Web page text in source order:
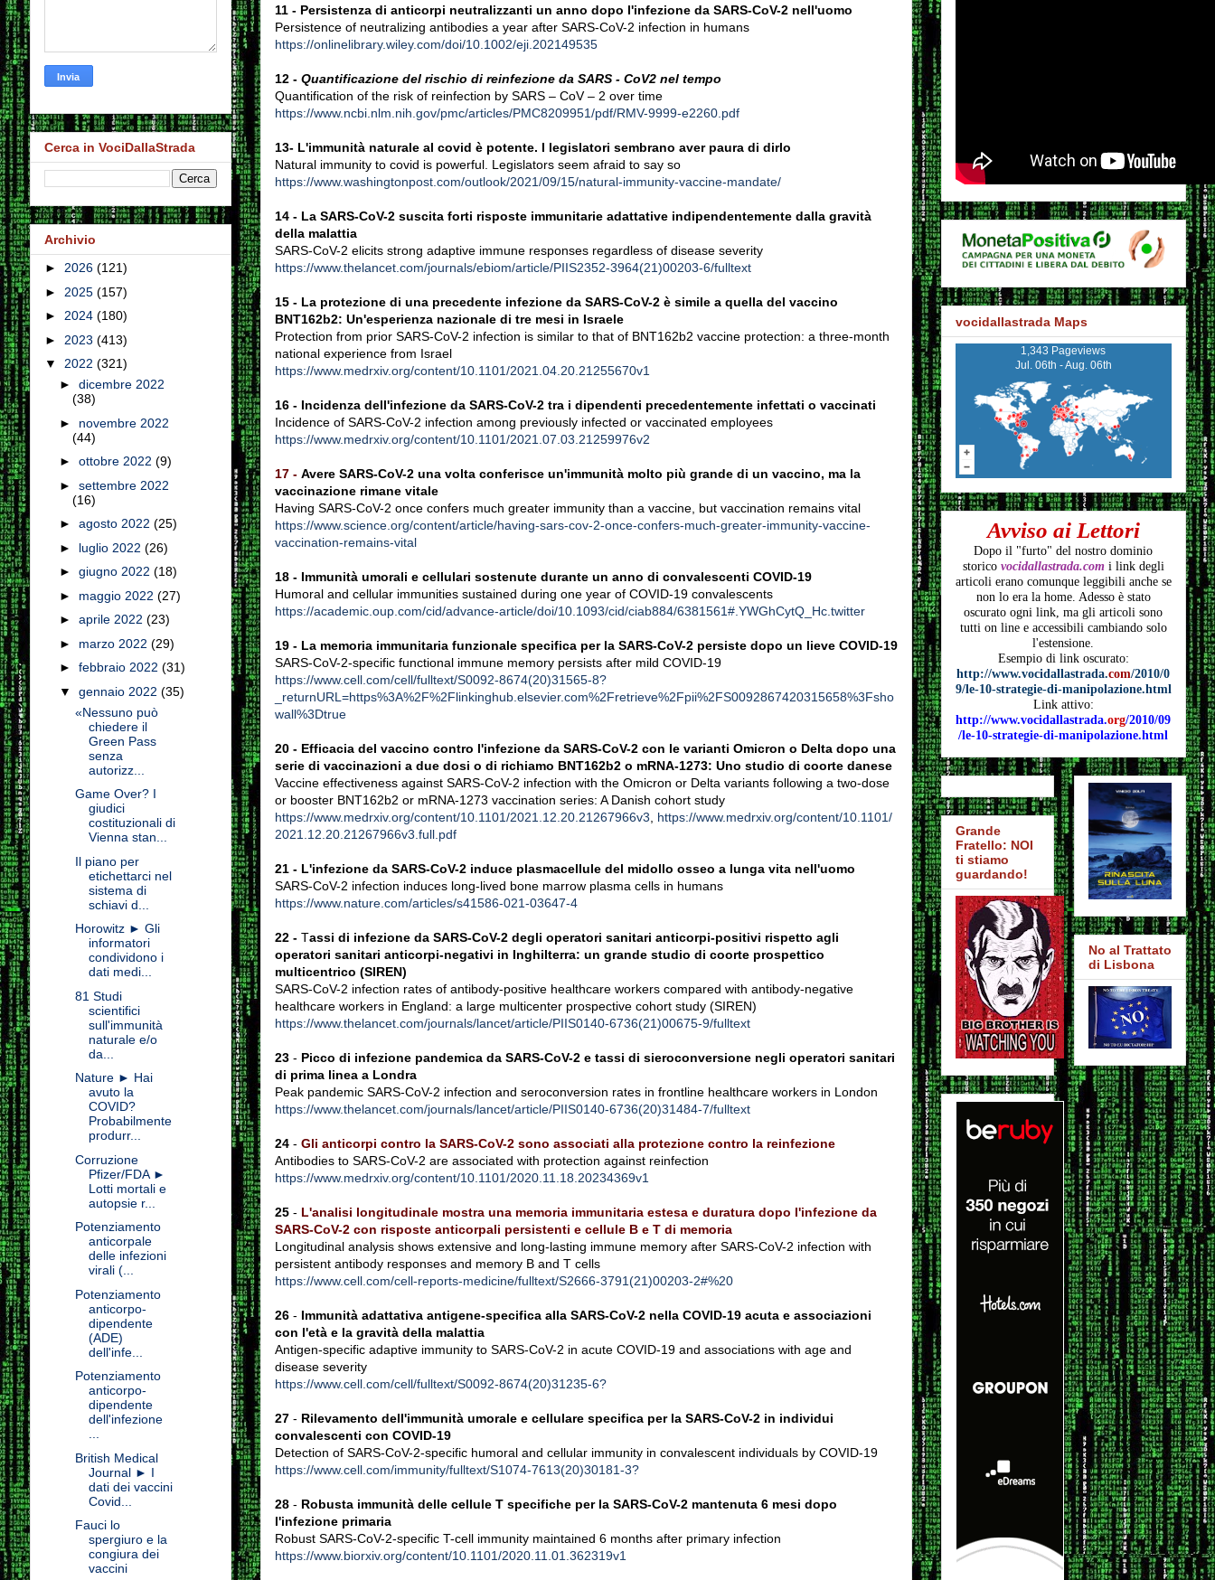
11 - Persistenza di anticorpi neutralizzanti un anno dopo l'infezione da SARS-CoV-2 nell'uomo
Persistence of neutralizing antibodies a year after SARS-CoV-2 infection in humans
https://onlinelibrary.wiley.com/doi/10.1002/eji.202149535
12 - Quantificazione del rischio di reinfezione da SARS - CoV2 nel tempo
Quantification of the risk of reinfection by SARS – CoV – 2 over time
https://www.ncbi.nlm.nih.gov/pmc/articles/PMC8209951/pdf/RMV-9999-e2260.pdf
13- L'immunità naturale al covid è potente. I legislatori sembrano aver paura di dirlo
Natural immunity to covid is powerful. Legislators seem afraid to say so
https://www.washingtonpost.com/outlook/2021/09/15/natural-immunity-vaccine-mandate/
14 - La SARS-CoV-2 suscita forti risposte immunitarie adattative indipendentemente dalla gravità
della malattia
SARS-CoV-2 elicits strong adaptive immune responses regardless of disease severity
https://www.thelancet.com/journals/ebiom/article/PIIS2352-3964(21)00203-6/fulltext
15 - La protezione di una precedente infezione da SARS-CoV-2 è simile a quella del vaccino
BNT162b2: Un'esperienza nazionale di tre mesi in Israele
Protection from prior SARS-CoV-2 infection is similar to that of BNT162b2 vaccine protection: a three-month
national experience from Israel
https://www.medrxiv.org/content/10.1101/2021.04.20.21255670v1
16 - Incidenza dell'infezione da SARS-CoV-2 tra i dipendenti precedentemente infettati o vaccinati
Incidence of SARS-CoV-2 infection among previously infected or vaccinated employees
https://www.medrxiv.org/content/10.1101/2021.07.03.21259976v2
17 - Avere SARS-CoV-2 una volta conferisce un'immunità molto più grande di un vaccino, ma la
vaccinazione rimane vitale
Having SARS-CoV-2 once confers much greater immunity than a vaccine, but vaccination remains vital
https://www.science.org/content/article/having-sars-cov-2-once-confers-much-greater-immunity-vaccine-
vaccination-remains-vital
18 - Immunità umorali e cellulari sostenute durante un anno di convalescenti COVID-19
Humoral and cellular immunities sustained during one year of COVID-19 convalescents
https://academic.oup.com/cid/advance-article/doi/10.1093/cid/ciab884/6381561#.YWGhCytQ_Hc.twitter
19 - La memoria immunitaria funzionale specifica per la SARS-CoV-2 persiste dopo un lieve COVID-19
SARS-CoV-2-specific functional immune memory persists after mild COVID-19
https://www.cell.com/cell/fulltext/S0092-8674(20)31565-8?
_returnURL=https%3A%2F%2Flinkinghub.elsevier.com%2Fretrieve%2Fpii%2FS0092867420315658%3Fsho
wall%3Dtrue
20 - Efficacia del vaccino contro l'infezione da SARS-CoV-2 con le varianti Omicron o Delta dopo una
serie di vaccinazioni a due dosi o di richiamo BNT162b2 o mRNA-1273: Uno studio di coorte danese
Vaccine effectiveness against SARS-CoV-2 infection with the Omicron or Delta variants following a two-dose
or booster BNT162b2 or mRNA-1273 vaccination series: A Danish cohort study
https://www.medrxiv.org/content/10.1101/2021.12.20.21267966v3
https://www.medrxiv.org/content/10.1101/
2021.12.20.21267966v3.full.pdf
21 - L'infezione da SARS-CoV-2 induce plasmacellule del midollo osseo a lunga vita nell'uomo
SARS-CoV-2 infection induces long-lived bone marrow plasma cells in humans
https://www.nature.com/articles/s41586-021-03647-4
22 -Tassi di infezione da SARS-CoV-2 degli operatori sanitari anticorpi-positivi rispetto agli
operatori sanitari anticorpi-negativi in Inghilterra: un grande studio di coorte prospettico
multicentrico (SIREN)
SARS-CoV-2 infection rates of antibody-positive healthcare workers compared with antibody-negative
healthcare workers in England: a large multicenter prospective cohort study (SIREN)
https://www.thelancet.com/journals/lancet/article/PIIS0140-6736(21)00675-9/fulltext
23- Picco di infezione pandemica da SARS-CoV-2 e tassi di sieroconversione negli operatori sanitari
di prima linea a Londra
Peak pandemic SARS-CoV-2 infection and seroconversion rates in frontline healthcare workers in London
https://www.thelancet.com/journals/lancet/article/PIIS0140-6736(20)31484-7/fulltext
24- Gli anticorpi contro la SARS-CoV-2 sono associati alla protezione contro la reinfezione
Antibodies to SARS-CoV-2 are associated with protection against reinfection
https://www.medrxiv.org/content/10.1101/2020.11.18.20234369v1
25- L'analisi longitudinale mostra una memoria immunitaria estesa e duratura dopo l'infezione da
SARS-CoV-2 con risposte anticorpali persistenti e cellule B e T di memoria
Longitudinal analysis shows extensive and long-lasting immune memory after SARS-CoV-2 infection with
persistent antibody responses and memory B and T cells
https://www.cell.com/cell-reports-medicine/fulltext/S2666-3791(21)00203-2#%20
26- Immunità adattativa antigene-specifica alla SARS-CoV-2 nella COVID-19 acuta e associazioni
con l'età e la gravità della malattia
Antigen-specific adaptive immunity to SARS-CoV-2 in acute COVID-19 and associations with age and
disease severity
https://www.cell.com/cell/fulltext/S0092-8674(20)31235-6?
27- Rilevamento dell'immunità umorale e cellulare specifica per la SARS-CoV-2 in individui
convalescenti con COVID-19
Detection of SARS-CoV-2-specific humoral and cellular immunity in convalescent individuals by COVID-19
https://www.cell.com/immunity/fulltext/S1074-7613(20)30181-3?
28- Robusta immunità delle cellule T specifiche per la SARS-CoV-2 mantenuta 6 mesi dopo
l'infezione primaria
Robust SARS-CoV-2-specific T-cell immunity maintained 6 months after primary infection
https://www.biorxiv.org/content/10.1101/2020.11.01.362319v1
Cerca in VociDallaStrada
Archivio
► 2026 (121)
► 2025 (157)
► 2024 (180)
► 2023 (413)
▼ 2022 (321)
►dicembre 2022
(38)
► novembre 2022
(44)
►ottobre 2022(9)
►settembre 2022
(16)
►agosto 2022(25)
► luglio 2022(26)
►giugno 2022(18)
► maggio 2022(27)
►aprile 2022(23)
► marzo 2022(29)
►febbraio 2022(31)
▼gennaio 2022(35)
«Nessuno può
chiedere il
Green Pass
senza
autorizz...
Game Over? I
giudici
costituzionali di
Vienna stan...
Il piano per
etichettarci nel
sistema di
schiavi d...
Horowitz ► Gli
informatori
condividono i
dati medi...
81 Studi
scientifici
sull'immunità
naturale e/o
da...
Nature ► Hai
avuto la
COVID?
Probabilmente
produrr...
Corruzione
Pfizer/FDA ►
Lotti mortali e
autopsie r...
Potenziamento
anticorpale
delle infezioni
virali (...
Potenziamento
anticorpo-
dipendente
(ADE)
dell'infe...
Potenziamento
anticorpo-
dipendente
dell'infezione
...
British Medical
Journal ► I
dati dei vaccini
Covid...
Fauci lo
spergiuro e la
congiura dei
vaccini
vocidallastrada Maps
1,343 Pageviews
Jul. 06th - Aug. 06th
Avviso ai Lettori
Dopo il "furto" del nostro dominio
storico vocidallastrada.comi link degli
articoli erano comunque leggibili anche se
non lo era la home. Adesso è stato
oscurato ogni link, ma gli articoli sono
tutti on line e accessibili cambiando solo
l'estensione.
Esempio di link oscurato:
http://www.vocidallastrada.com/2010/0
9/le-10-strategie-di-manipolazione.html
Link attivo:
http://www.vocidallastrada.org/2010/09
/le-10-strategie-di-manipolazione.html
Grande
Fratello: NOI
ti stiamo
guardando!
No al Trattato
di Lisbona